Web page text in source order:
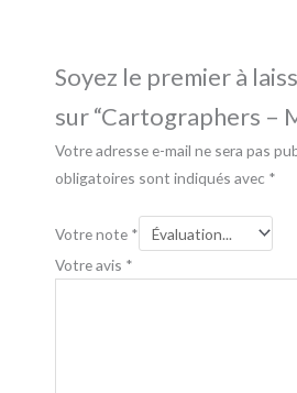
Soyez le premier à
sur “Cartographers –
Votre adresse e-mail ne sera pas
obligatoires sont indiqués avec *
Votre note *
Votre avis *